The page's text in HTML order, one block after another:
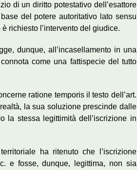
di un diritto potestativo dell’esattore
del potere autoritativo lato sensu
richiesto l’intervento del giudice.
dunque, all’incasellamento in una
come una fattispecie del tutto
ratione temporis il testo dell’art.
la sua soluzione prescinde dalle
la stessa legittimità dell’iscrizione in
ha ritenuto che l’iscrizione
e fosse, dunque, legittima, non sia